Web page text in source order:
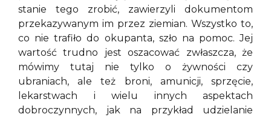
stanie tego zrobić, zawierzyli dokumentom
przekazywanym im przez ziemian. Wszystko to,
co nie trafiło do okupanta, szło na pomoc. Jej
wartość trudno jest oszacować zwłaszcza, że
mówimy tutaj nie tylko o żywności czy
ubraniach, ale też broni, amunicji, sprzęcie,
lekarstwach i wielu innych aspektach
dobroczynnych, jak na przykład udzielanie